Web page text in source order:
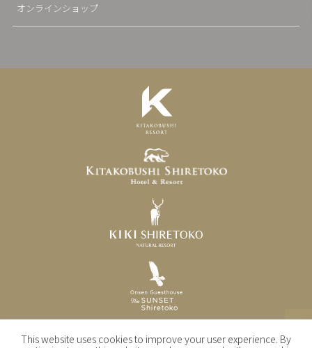
オンラインショップ
This website uses cookies to improve your user experience. By